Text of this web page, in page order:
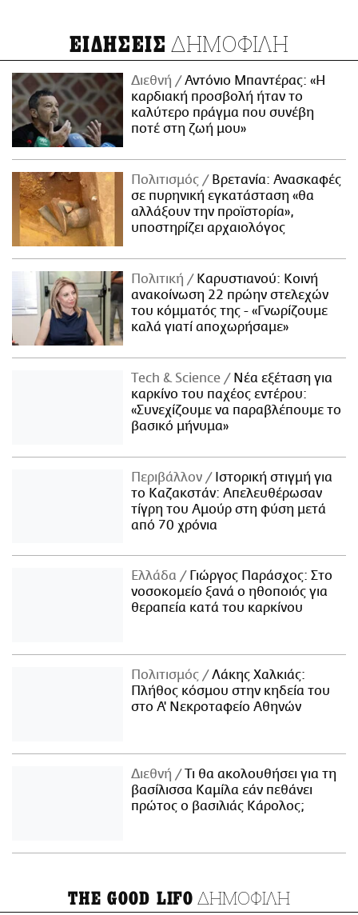
ΕΙΔΗΣΕΙΣ ΔΗΜΟΦΙΛΗ
Διεθνή
Αντόνιο Μπαντέρας: «Η
καρδιακή προσβολή ήταν το
καλύτερο πράγμα που συνέβη
ποτέ στη ζωή μου»
Πολιτισμός
Βρετανία: Ανασκαφές
σε πυρηνική εγκατάσταση «θα
αλλάξουν την προϊστορία»,
υποστηρίζει αρχαιολόγος
Πολιτική
Καρυστιανού: Κοινή
ανακοίνωση 22 πρώην στελεχών
του κόμματός της - «Γνωρίζουμε
καλά γιατί αποχωρήσαμε»
Τech & Science
Νέα εξέταση για
καρκίνο του παχέος εντέρου:
«Συνεχίζουμε να παραβλέπουμε το
βασικό μήνυμα»
Περιβάλλον
Ιστορική στιγμή για
το Καζακστάν: Απελευθέρωσαν
τίγρη του Αμούρ στη φύση μετά
από 70 χρόνια
Ελλάδα
Γιώργος Παράσχος: Στο
νοσοκομείο ξανά ο ηθοποιός για
θεραπεία κατά του καρκίνου
Πολιτισμός
Λάκης Χαλκιάς:
Πλήθος κόσμου στην κηδεία του
στο Α' Νεκροταφείο Αθηνών
Διεθνή
Τι θα ακολουθήσει για τη
βασίλισσα Καμίλα εάν πεθάνει
πρώτος ο βασιλιάς Κάρολος;
THE GOOD LIFO ΔΗΜΟΦΙΛΗ